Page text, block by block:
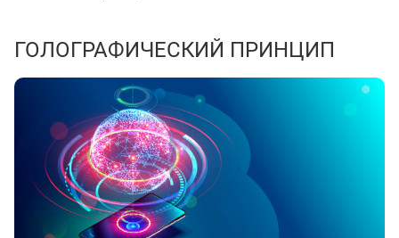
ГОЛОГРАФИЧЕСКИЙ ПРИНЦИП